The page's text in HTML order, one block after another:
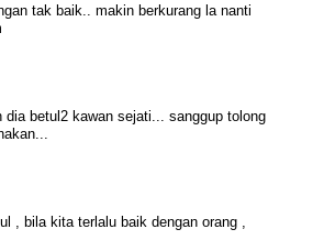
tak baik.. makin berkurang la nanti
betul2 kawan sejati... sanggup tolong
, bila kita terlalu baik dengan orang ,